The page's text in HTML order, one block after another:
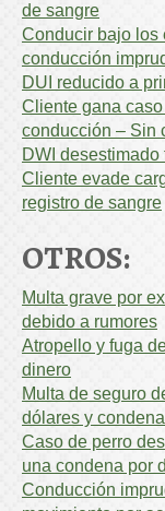
de sangre
Conducir bajo los
conducción
DUI reducido a
Cliente gana
conducción – Sin
DWI
Cliente evade
registro de sangre
OTROS:
Multa grave por
debido a rumores
Atropello y fuga
dinero
Multa de seguro
dólares y condena
Caso de perro
una condena por
Conducción